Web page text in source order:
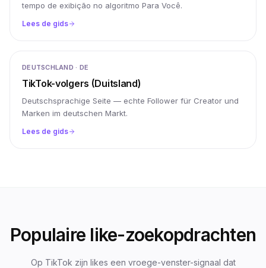
tempo de exibição no algoritmo Para Você.
Lees de gids
DEUTSCHLAND · DE
TikTok-volgers (Duitsland)
Deutschsprachige Seite — echte Follower für Creator und
Marken im deutschen Markt.
Lees de gids
Populaire like-zoekopdrachten
Op TikTok zijn likes een vroege-venster-signaal dat